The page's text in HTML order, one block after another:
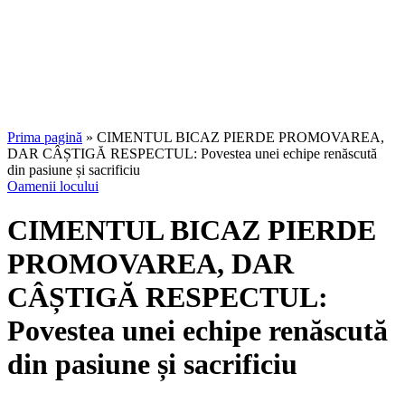
Prima pagină » CIMENTUL BICAZ PIERDE PROMOVAREA,
DAR CÂȘTIGĂ RESPECTUL: Povestea unei echipe renăscută
din pasiune și sacrificiu
Oamenii locului
CIMENTUL BICAZ PIERDE
PROMOVAREA, DAR
CÂȘTIGĂ RESPECTUL:
Povestea unei echipe renăscută
din pasiune și sacrificiu